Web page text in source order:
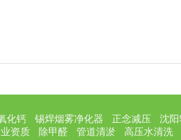
化钙 锡焊烟雾净化器 正念减压 沈
资质 除甲醛 管道清淤 高压水清洗